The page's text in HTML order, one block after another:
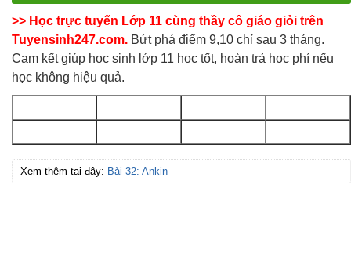
>> Học trực tuyến Lớp 11 cùng thầy cô giáo giỏi trên
Tuyensinh247.com. Bứt phá điểm 9,10 chỉ sau 3 tháng.
Cam kết giúp học sinh lớp 11 học tốt, hoàn trả học phí nếu
học không hiệu quả.
Xem thêm tại đây: Bài 32: Ankin